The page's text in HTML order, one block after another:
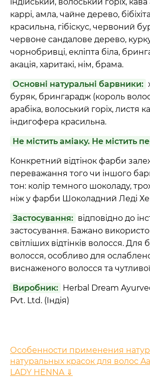
каррі, амла, чайне дерево,
красильна, гібіскус, червоний
червоне сандалове дерево,
чорнобривці, екліпта біла,
акація, харитакі, нім, брама.
Основні натуральні барвники:
буряк, брингарадж (король
арабіка, волоський горіх, листя
індигофера красильна.
Не містить аміаку. Не містить
Конкретний відтінок фарби
переважання того чи іншого
тон: колір темного шоколаду,
ніж у фарби Шоколадний Леді
Застосування: відповідно до
застосування. Бажано
світліших відтінків волосся. Для
волосся, особливо для
виснаженого волосся та
Виробник: Herbal Dream
Pvt. Ltd. (Індія)
Особенности применения
натуральных красок для волос
LADY HENNA ⇓